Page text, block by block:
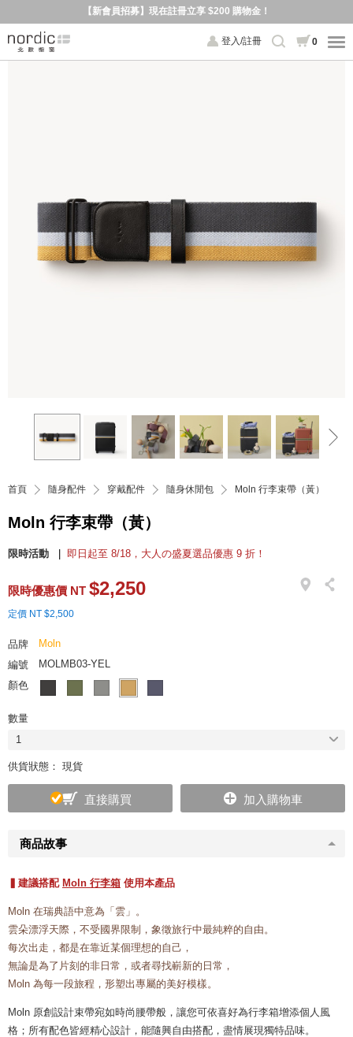
【新會員招募】現在註冊立享 $200 購物金！
登入/註冊 0
首頁 隨身配件 穿戴配件 隨身休閒包 Moln 行李束帶（黃）
Moln 行李束帶（黃）
限時活動 即日起至 8/18，大人の盛夏選品優惠 9 折！
商品故事
▍建議搭配 Moln 行李箱 使用本產品
Moln 在瑞典語中意為「雲」。
雲朵漂浮天際，不受國界限制，象徵旅行中最純粹的自由。
每次出走，都是在靠近某個理想的自己，
無論是為了片刻的非日常，或者尋找嶄新的日常，
Moln 為每一段旅程，形塑出專屬的美好模樣。
Moln 原創設計束帶宛如時尚腰帶般，讓您可依喜好為行李箱增添個人風
格；所有配色皆經精心設計，能隨興自由搭配，盡情展現獨特品味。
限時優惠價 NT $2,250
定價 NT $2,500
品牌
Moln
編號
MOLMB03-YEL
顏色
數量
1
供貨狀態： 現貨
直接購買 加入購物車